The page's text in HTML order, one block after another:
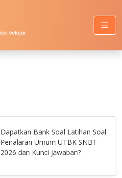
Dapatkan Bank Soal Latihan Soal
Penalaran Umum UTBK SNBT
2026 dan Kunci Jawaban?